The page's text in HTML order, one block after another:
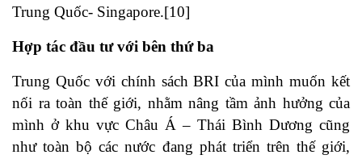
Trung Quốc- Singapore.[10]
Hợp tác đầu tư với bên thứ ba
Trung Quốc với chính sách BRI của mình muốn kết
nối ra toàn thế giới, nhằm nâng tầm ảnh hưởng của
mình ở khu vực Châu Á – Thái Bình Dương cũng
như toàn bộ các nước đang phát triển trên thế giới,